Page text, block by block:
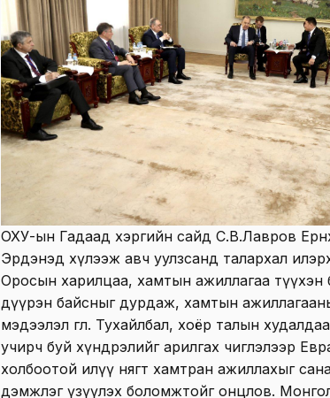
ОХУ-ын Гадаад хэргийн сайд С.В.Лавров
Эрдэнэд хүлээж авч уулзсанд талархал
Оросын харилцаа, хамтын ажиллагаа түүхэн
дүүрэн байсныг дурдаж, хамтын
мэдээлэл өглөө. Тухайлбал, хоёр талын
учирч буй хүндрэлийг арилгах чиглэлээр
холбоотой илүү нягт хамтран ажиллахыг
дэмжлэг үзүүлэх боломжтойг онцлов.